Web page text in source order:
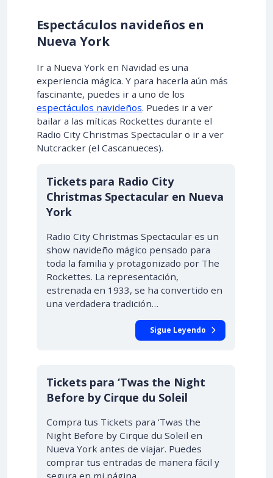
Espectáculos navideños en
Nueva York
Ir a Nueva York en Navidad es una
experiencia mágica. Y para hacerla aún más
fascinante, puedes ir a uno de los
espectáculos navideños. Puedes ir a ver
bailar a las míticas Rockettes durante el
Radio City Christmas Spectacular o ir a ver
Nutcracker (el Cascanueces).
Tickets para Radio City
Christmas Spectacular en Nueva
York
Radio City Christmas Spectacular es un
show navideño mágico pensado para
toda la familia y protagonizado por The
Rockettes. La representación,
estrenada en 1933, se ha convertido en
una verdadera tradición…
Sigue Leyendo
Tickets para ‘Twas the Night
Before by Cirque du Soleil
Compra tus Tickets para ‘Twas the
Night Before by Cirque du Soleil en
Nueva York antes de viajar. Puedes
comprar tus entradas de manera fácil y
segura en mi página,…